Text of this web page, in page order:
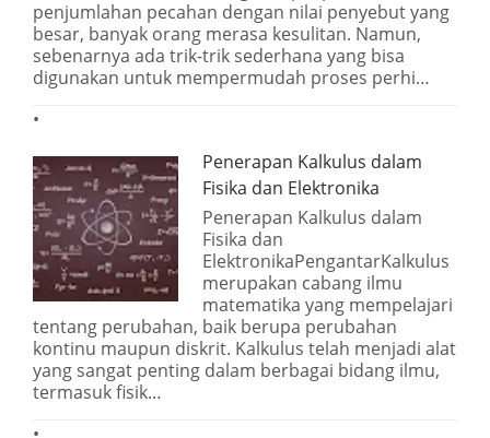
penjumlahan pecahan dengan nilai penyebut yang
besar, banyak orang merasa kesulitan. Namun,
sebenarnya ada trik-trik sederhana yang bisa
digunakan untuk mempermudah proses perhi…
Penerapan Kalkulus dalam
Fisika dan Elektronika
Penerapan Kalkulus dalam
Fisika dan
ElektronikaPengantarKalkulus
merupakan cabang ilmu
matematika yang mempelajari
tentang perubahan, baik berupa perubahan
kontinu maupun diskrit. Kalkulus telah menjadi alat
yang sangat penting dalam berbagai bidang ilmu,
termasuk fisik…